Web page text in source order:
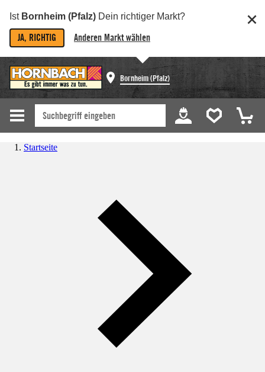
Ist Bornheim (Pfalz) Dein richtiger Markt?
JA, RICHTIG Anderen Markt wählen
Bornheim (Pfalz)
Startseite